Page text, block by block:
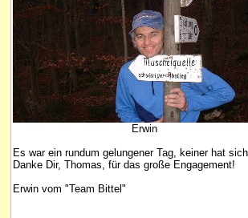
Erwin
Es war ein rundum gelungener Tag, keiner hat
Danke Dir, Thomas, für das große Engagement!
Erwin vom "Team Bittel"